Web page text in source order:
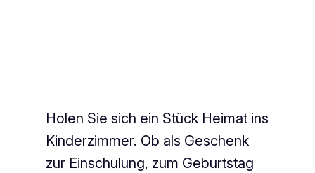
Holen Sie sich ein Stück Heimat ins
Kinderzimmer. Ob als Geschenk
zur Einschulung, zum Geburtstag